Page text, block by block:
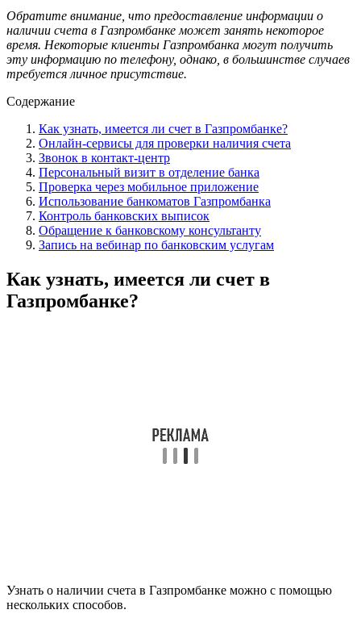
Обратите внимание, что предоставление информации о
наличии счета в Газпромбанке может занять некоторое
время. Некоторые клиенты Газпромбанка могут получить
эту информацию по телефону, однако, в большинстве случаев
требуется личное присутствие.
Содержание
Как узнать, имеется ли счет в Газпромбанке?
Онлайн-сервисы для проверки наличия счета
Звонок в контакт-центр
Персональный визит в отделение банка
Проверка через мобильное приложение
Использование банкоматов Газпромбанка
Контроль банковских выписок
Обращение к банковскому консультанту
Запись на вебинар по банковским услугам
Как узнать, имеется ли счет в
Газпромбанке?
Узнать о наличии счета в Газпромбанке можно с помощью
нескольких способов.